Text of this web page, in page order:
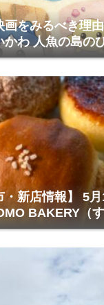
画をみるべき理
かわ 人魚の島の
・新店情報】 5
BAKERY（
ー